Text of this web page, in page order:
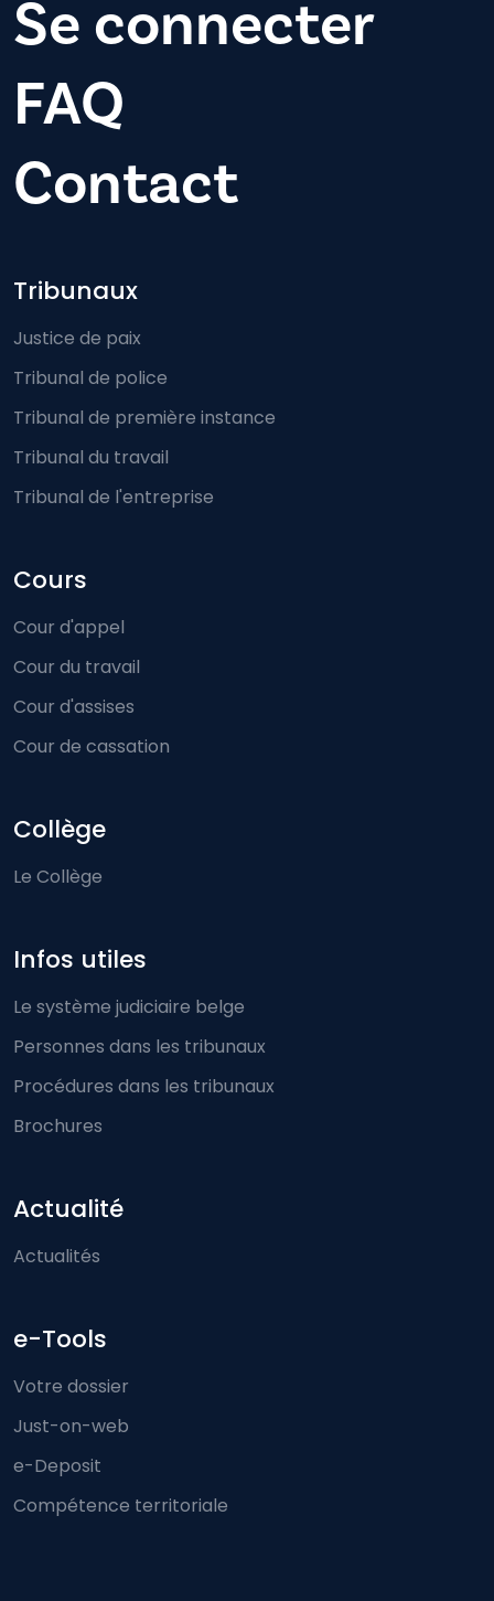
Se connecter
FAQ
Contact
Footer-menu
Tribunaux
Justice de paix
Tribunal de police
Tribunal de première instance
Tribunal du travail
Tribunal de l'entreprise
Cours
Cour d'appel
Cour du travail
Cour d'assises
Cour de cassation
Collège
Le Collège
Infos utiles
Le système judiciaire belge
Personnes dans les tribunaux
Procédures dans les tribunaux
Brochures
Actualité
Actualités
e-Tools
Votre dossier
Just-on-web
e-Deposit
Compétence territoriale